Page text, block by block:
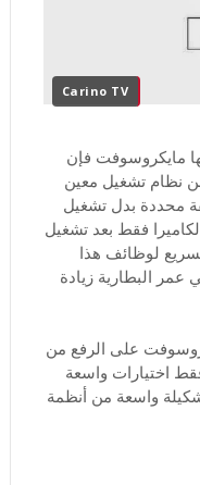
Carino TV
مايكروسوفت فإن
نظام تشغيل معين
محددة بدل تشغيل
فقط بعد تشغيل
لوظائف هذا
عمر البطارية زيادة
على الرفع من
اختيارات واسعة
واسعة من أنظمة